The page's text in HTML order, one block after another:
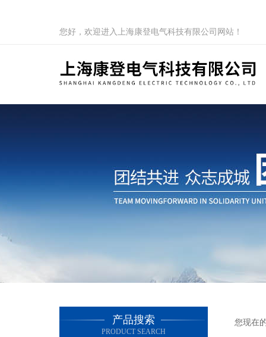
您好，欢迎进入上海康登电气科技有限公司网站！
产品搜索
PRODUCT SEARCH
您现在